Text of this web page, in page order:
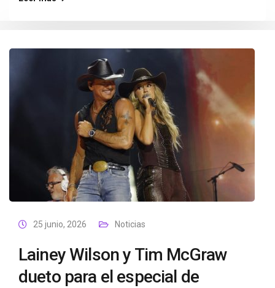
25 junio, 2026 Noticias
Lainey Wilson y Tim McGraw
dueto para el especial de